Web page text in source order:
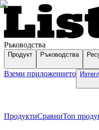
Ръководства
Продукт Ръководства
Вземи приложението
ПродуктиСравниТоп